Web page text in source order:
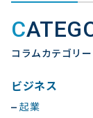
コラムカテゴリー
ビジネス
起業